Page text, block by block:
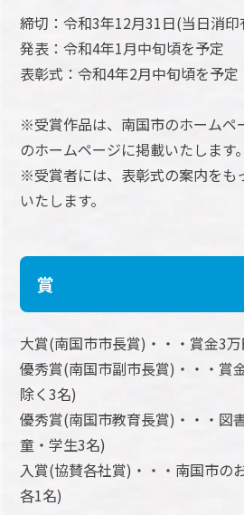
締切：令和3年12月31日(当日消印
発表：令和4年1月中旬頃を予定
表彰式：令和4年2月中旬頃を予定
※受賞作品は、南国市のホームペ
のホームページに掲載いたします。
※受賞者には、表彰式の案内をも
いたします。
賞
大賞(南国市市長賞)・・・賞金3
優秀賞(南国市副市長賞)・・・賞
除く3名)
優秀賞(南国市教育長賞)・・・図
童・学生3名)
入賞(協賛各社賞)・・・南国市の
各1名)